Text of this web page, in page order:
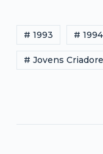
# 1993 # 1994
# Jovens